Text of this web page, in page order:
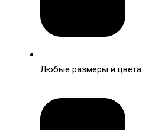
Любые размеры и цвета